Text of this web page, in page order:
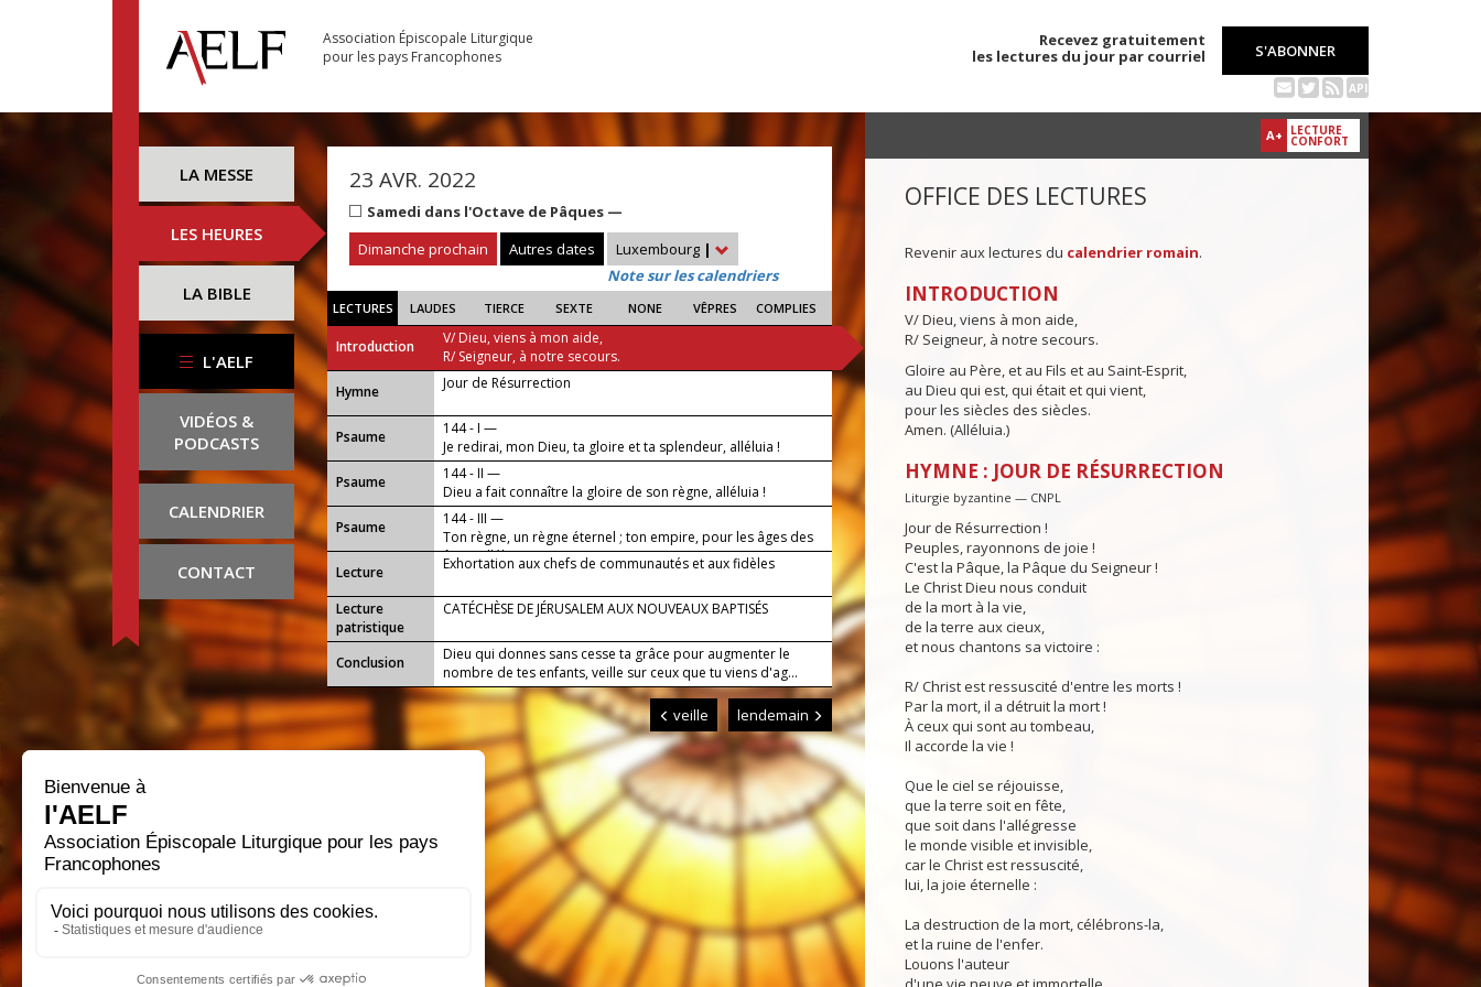
Association Épiscopale Liturgique
pour les pays Francophones
Recevez gratuitement
les lectures du jour par courriel
S'ABONNER
API
LA MESSE
LES HEURES
LA BIBLE
L'AELF
VIDÉOS &
PODCASTS
CALENDRIER
CONTACT
23 AVR. 2022
Samedi dans l'Octave de Pâques —
Dimanche prochain
Autres dates Luxembourg |
Note sur les calendriers
LECTURES LAUDES TIERCE SEXTE NONE VÊPRES COMPLIES
Introduction
V/ Dieu, viens à mon aide,
R/ Seigneur, à notre secours.
...
Hymne Jour de Résurrection
Psaume
144 - I —
Je redirai, mon Dieu, ta gloire et ta splendeur, alléluia !
Psaume
144 - II —
Dieu a fait connaître la gloire de son règne, alléluia !
Psaume
144 - III —
Ton règne, un règne éternel ; ton empire, pour les âges des
âges, alléluia !
Lecture
Exhortation aux chefs de communautés et aux fidèles
Lecture
patristique
CATÉCHÈSE DE JÉRUSALEM AUX NOUVEAUX BAPTISÉS
Conclusion
Dieu qui donnes sans cesse ta grâce pour augmenter le
nombre de tes enfants, veille sur ceux que tu viens d'ag...
veille lendemain
A+ LECTURE
CONFORT
OFFICE DES LECTURES
Revenir aux lectures du calendrier romain.
INTRODUCTION
V/ Dieu, viens à mon aide,
R/ Seigneur, à notre secours.
Gloire au Père, et au Fils et au Saint-Esprit,
au Dieu qui est, qui était et qui vient,
pour les siècles des siècles.
Amen. (Alléluia.)
HYMNE : JOUR DE RÉSURRECTION
Liturgie byzantine — CNPL
Jour de Résurrection !
Peuples, rayonnons de joie !
C'est la Pâque, la Pâque du Seigneur !
Le Christ Dieu nous conduit
de la mort à la vie,
de la terre aux cieux,
et nous chantons sa victoire :
R/ Christ est ressuscité d'entre les morts !
Par la mort, il a détruit la mort !
À ceux qui sont au tombeau,
Il accorde la vie !
Que le ciel se réjouisse,
que la terre soit en fête,
que soit dans l'allégresse
le monde visible et invisible,
car le Christ est ressuscité,
lui, la joie éternelle :
La destruction de la mort, célébrons-la,
et la ruine de l'enfer.
Louons l'auteur